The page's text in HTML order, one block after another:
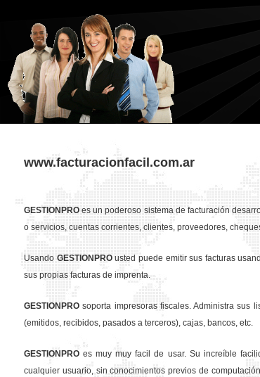
www.facturacionfacil.com.ar
GESTION PRO es un poderoso sistema de facturación
o servicios, cuentas corrientes, clientes, proveedores,
Usando GESTION PROusted puede emitir sus facturas
sus propias facturas de imprenta.
GESTION PRO soporta impresoras fiscales. Administra sus
(emitidos, recibidos, pasados a terceros), cajas, bancos, etc.
GESTION PRO es muy muy facil de usar. Su increíble
cualquier usuario, sin conocimientos previos de